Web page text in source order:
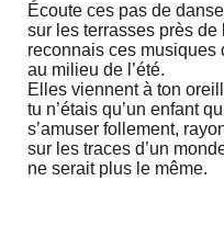
Écoute ces pas de
sur les terrasses près de
reconnais ces musiques
au milieu de l’été.
Elles viennent à ton
tu n’étais qu’un enfant
s’amuser follement,
sur les traces d’un
ne serait plus le même.